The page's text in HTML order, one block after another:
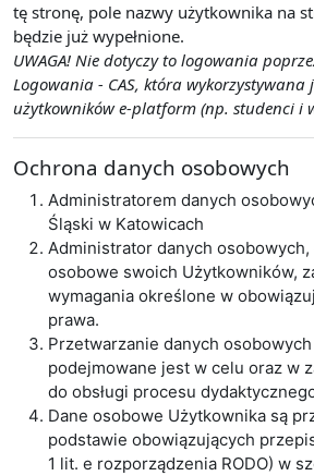
tę stronę, pole nazwy użytkownika na
będzie już wypełnione.
UWAGA! Nie dotyczy to logowania
Logowania - CAS, która wykorzystywana
użytkowników e-platform (np. studenci i
Ochrona danych osobowych
Administratorem danych
Śląski w Katowicach
Administrator danych
osobowe swoich Użytkowników,
wymagania określone w
prawa.
Przetwarzanie danych
podejmowane jest w celu oraz w
do obsługi procesu
Dane osobowe Użytkownika są
podstawie obowiązujących
1 lit. e rozporządzenia RODO) w